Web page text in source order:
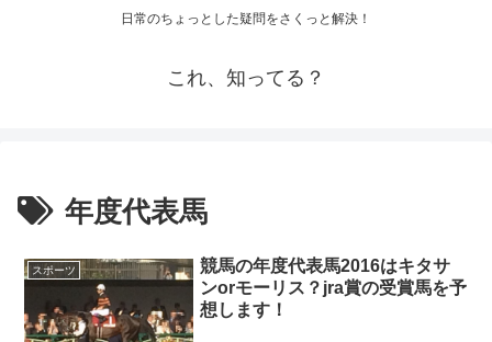
日常のちょっとした疑問をさくっと解決！
これ、知ってる？
年度代表馬
スポーツ
競馬の年度代表馬2016はキタサ
ンorモーリス？jra賞の受賞馬を予
想します！